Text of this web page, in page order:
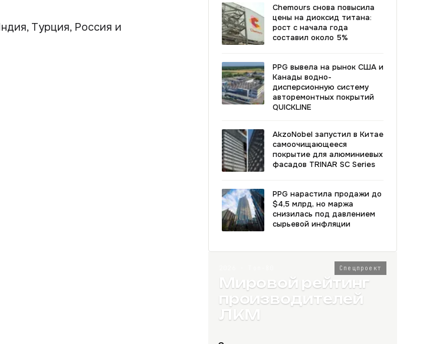
Турция, Россия и
Chemours снова повысила
цены на диоксид титана:
рост с начала года
составил около 5%
PPG вывела на рынок США и
Канады водно-
дисперсионную систему
авторемонтных покрытий
QUICKLINE
AkzoNobel запустил в Китае
самоочищающееся
покрытие для алюминиевых
фасадов TRINAR SC Series
PPG нарастила продажи до
$4,5 млрд, но маржа
снизилась под давлением
сырьевой инфляции
Спецпроект
Мировой рейтинг
производителей
ЛКМ